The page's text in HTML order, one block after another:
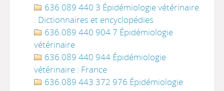
636.089 440 3 Épidémiologie vétérinaire
: Dictionnaires et encyclopédies
636.089 440 904 7 Épidémiologie
vétérinaire
636.089 440 944 Épidémiologie
vétérinaire : France
636.089 443 372 976 Épidémiologie